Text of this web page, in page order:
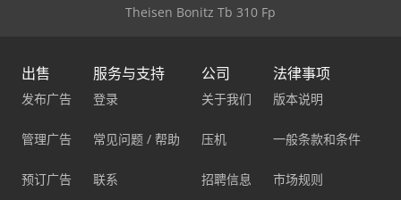
Theisen Bonitz Tb 310 Fp
出售
发布广告
管理广告
预订广告
服务与支持
登录
常见问题 / 帮助
联系
公司
关于我们
压机
招聘信息
法律事项
版本说明
一般条款和条件
市场规则